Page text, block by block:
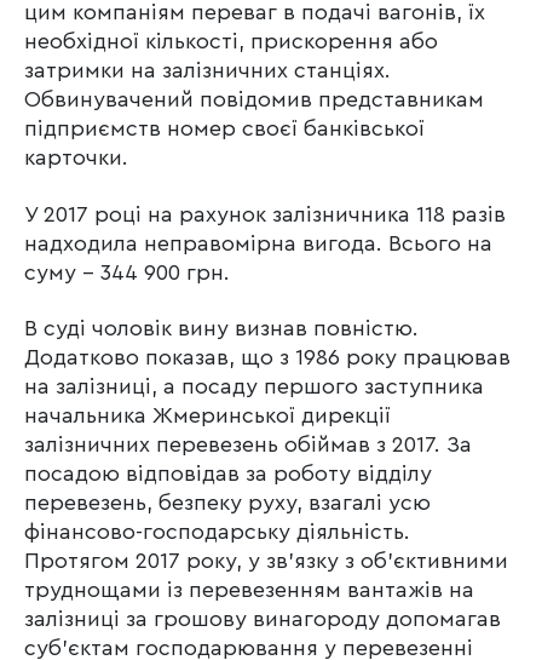
цим компаніям переваг в подачі вагонів, їх
необхідної кількості, прискорення або
затримки на залізничних станціях.
Обвинувачений повідомив представникам
підприємств номер своєї банківської
карточки.
У 2017 році на рахунок залізничника 118 разів
надходила неправомірна вигода. Всього на
суму – 344 900 грн.
В суді чоловік вину визнав повністю.
Додатково показав, що з 1986 року працював
на залізниці, а посаду першого заступника
начальника Жмеринської дирекції
залізничних перевезень обіймав з 2017. За
посадою відповідав за роботу відділу
перевезень, безпеку руху, взагалі усю
фінансово-господарську діяльність.
Протягом 2017 року, у зв’язку з об’єктивними
труднощами із перевезенням вантажів на
залізниці за грошову винагороду допомагав
суб’єктам господарювання у перевезенні